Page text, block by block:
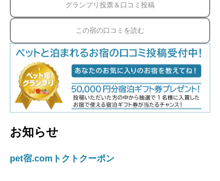
グランプリ投票＆口コミ投稿
この宿の口コミを読む
お知らせ
pet宿.comトクトクーポン